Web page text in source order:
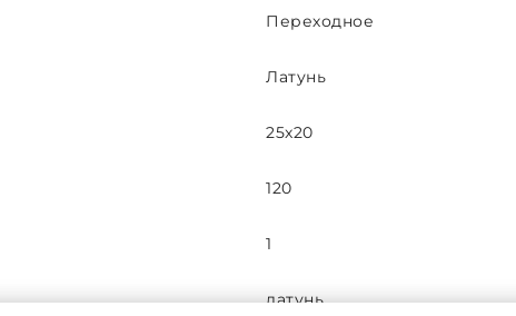
Переходное
Латунь
25x20
120
1
латунь